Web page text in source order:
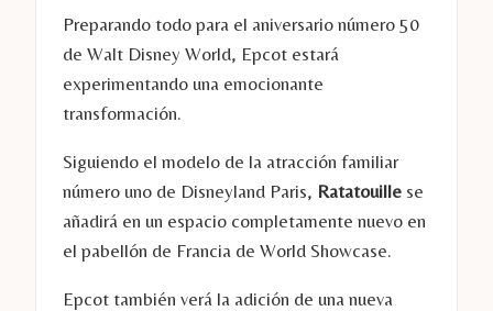
Preparando todo para el aniversario número 50
de Walt Disney World, Epcot estará
experimentando una emocionante
transformación.
Siguiendo el modelo de la atracción familiar
número uno de Disneyland Paris, Ratatouille se
añadirá en un espacio completamente nuevo en
el pabellón de Francia de World Showcase.
Epcot también verá la adición de una nueva